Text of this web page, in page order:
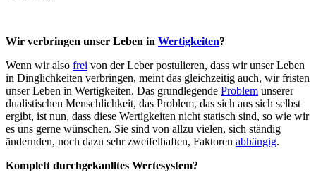
Wir verbringen unser Leben in Wertigkeiten?
Wenn wir also frei von der Leber postulieren, dass wir unser Leben
in Dinglichkeiten verbringen, meint das gleichzeitig auch, wir fristen
unser Leben in Wertigkeiten. Das grundlegende Problem unserer
dualistischen Menschlichkeit, das Problem, das sich aus sich selbst
ergibt, ist nun, dass diese Wertigkeiten nicht statisch sind, so wie wir
es uns gerne wünschen. Sie sind von allzu vielen, sich ständig
ändernden, noch dazu sehr zweifelhaften, Faktoren abhängig.
Komplett durchgekanlltes Wertesystem?